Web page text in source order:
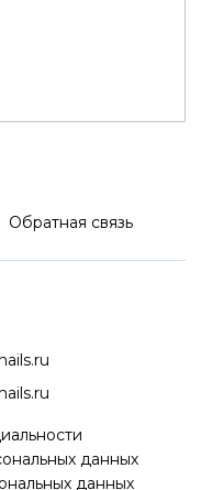
Обратная связь
данных
данных